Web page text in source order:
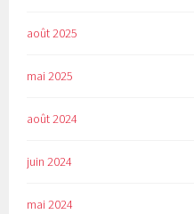
août 2025
mai 2025
août 2024
juin 2024
mai 2024